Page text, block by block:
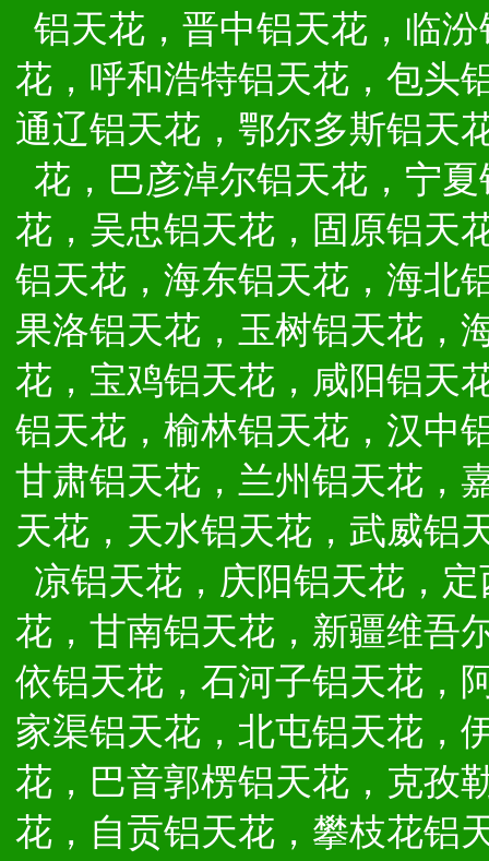
铝天花，晋中铝天花，临
花，呼和浩特铝天花，包头
通辽铝天花，鄂尔多斯铝天
花，巴彦淖尔铝天花，宁
花，吴忠铝天花，固原铝天
铝天花，海东铝天花，海北
果洛铝天花，玉树铝天花，
花，宝鸡铝天花，咸阳铝天
铝天花，榆林铝天花，汉中
甘肃铝天花，兰州铝天花，
天花，天水铝天花，武威铝
凉铝天花，庆阳铝天花，
花，甘南铝天花，新疆维吾
依铝天花，石河子铝天花，
家渠铝天花，北屯铝天花，
花，巴音郭楞铝天花，克孜
花，自贡铝天花，攀枝花铝